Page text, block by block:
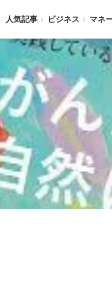
人気記事 ビジネス マネ